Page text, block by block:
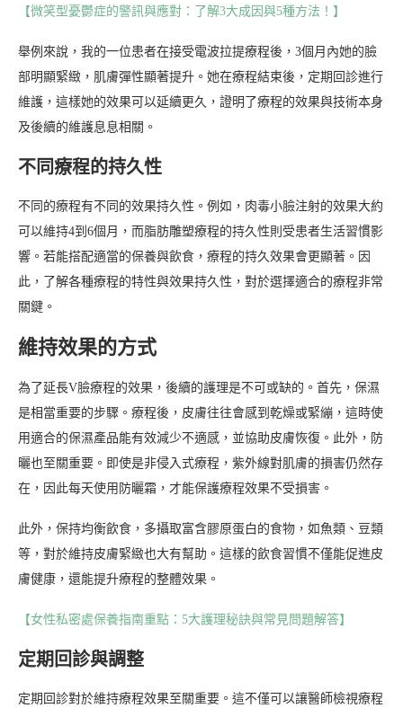
【微笑型憂鬱症的警訊與應對：了解3大成因與5種方法！】
舉例來說，我的一位患者在接受電波拉提療程後，3個月內她的臉
部明顯緊緻，肌膚彈性顯著提升。她在療程結束後，定期回診進行
維護，這樣她的效果可以延續更久，證明了療程的效果與技術本身
及後續的維護息息相關。
不同療程的持久性
不同的療程有不同的效果持久性。例如，肉毒小臉注射的效果大約
可以維持4到6個月，而脂肪雕塑療程的持久性則受患者生活習慣影
響。若能搭配適當的保養與飲食，療程的持久效果會更顯著。因
此，了解各種療程的特性與效果持久性，對於選擇適合的療程非常
關鍵。
維持效果的方式
為了延長V臉療程的效果，後續的護理是不可或缺的。首先，保濕
是相當重要的步驟。療程後，皮膚往往會感到乾燥或緊繃，這時使
用適合的保濕產品能有效減少不適感，並協助皮膚恢復。此外，防
曬也至關重要。即使是非侵入式療程，紫外線對肌膚的損害仍然存
在，因此每天使用防曬霜，才能保護療程效果不受損害。
此外，保持均衡飲食，多攝取富含膠原蛋白的食物，如魚類、豆類
等，對於維持皮膚緊緻也大有幫助。這樣的飲食習慣不僅能促進皮
膚健康，還能提升療程的整體效果。
【女性私密處保養指南重點：5大護理秘訣與常見問題解答】
定期回診與調整
定期回診對於維持療程效果至關重要。這不僅可以讓醫師檢視療程